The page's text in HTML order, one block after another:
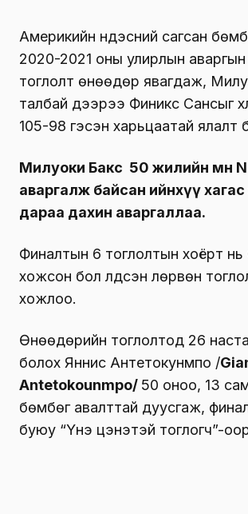
Америкийн үндэсний сагсан
2020-2021 оны улирлын аваргын
тоглолт өнөөдөр явагдаж,
талбай дээрээ Финикс Сансыг
105-98 гэсэн харьцаатай ялалт
Милуоки Бакс 50 жилийн өмнө
аваргалж байсан ийнхүү
дараа дахин аваргаллаа.
Финалтын 6 тоглолтын хоёрт
хожсон бол үлдсэн лөрвөн
хожлоо.
Өнөөдөрийн тоглолтод 26
болох Яннис Антетокунмпо /
Antetokounmpo/ 50 оноо, 13
бөмбөг авалттай дуусгаж,
буюу “Үнэ цэнэтэй тоглогч”-